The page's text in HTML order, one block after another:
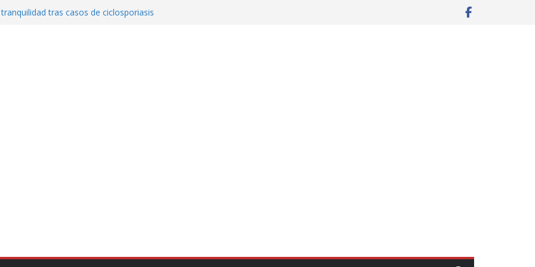
tras casos de ciclosporiasis
de vínculos con México: